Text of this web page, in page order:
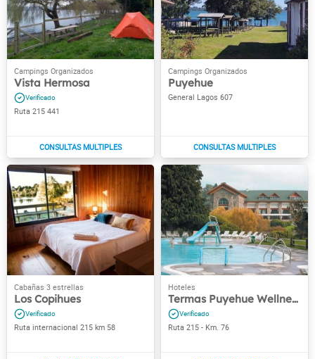
Vista Hermosa
Ruta 215 441
Puyehue
General Lagos 607
Los Copihues
Ruta internacional 215 km 58
Termas Puyehue Wellness & Spa Resort
Ruta 215 - Km. 76